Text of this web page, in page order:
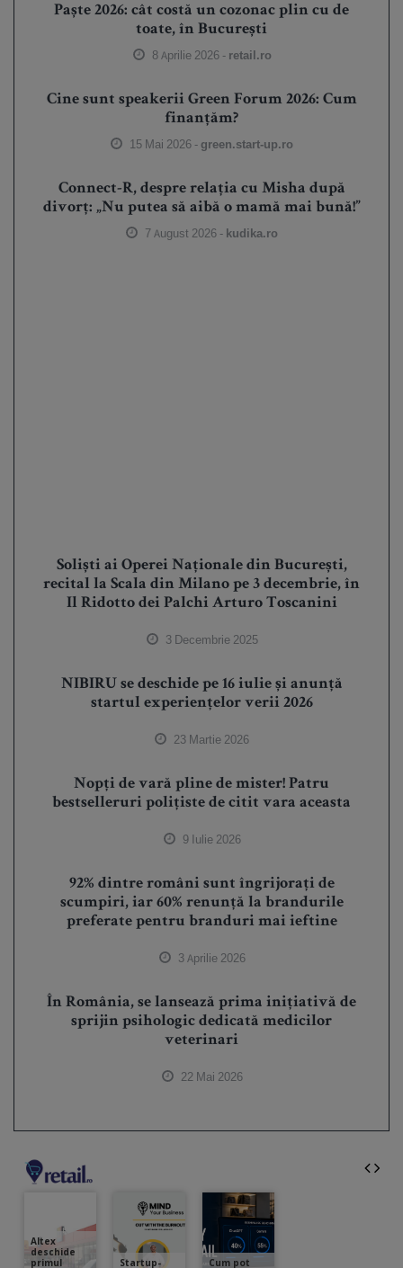
Paște 2026: cât costă un cozonac plin cu de
toate, în București
8 Aprilie 2026 - retail.ro
Cine sunt speakerii Green Forum 2026: Cum
finanțăm?
15 Mai 2026 - green.start-up.ro
Connect-R, despre relația cu Misha după
divorț: „Nu putea să aibă o mamă mai bună!”
7 August 2026 - kudika.ro
Soliști ai Operei Naționale din București,
recital la Scala din Milano pe 3 decembrie, în
Il Ridotto dei Palchi Arturo Toscanini
3 Decembrie 2025
NIBIRU se deschide pe 16 iulie și anunță
startul experiențelor verii 2026
23 Martie 2026
Nopți de vară pline de mister! Patru
bestselleruri polițiste de citit vara aceasta
9 Iulie 2026
92% dintre români sunt îngrijorați de
scumpiri, iar 60% renunță la brandurile
preferate pentru branduri mai ieftine
3 Aprilie 2026
În România, se lansează prima inițiativă de
sprijin psihologic dedicată medicilor
veterinari
22 Mai 2026